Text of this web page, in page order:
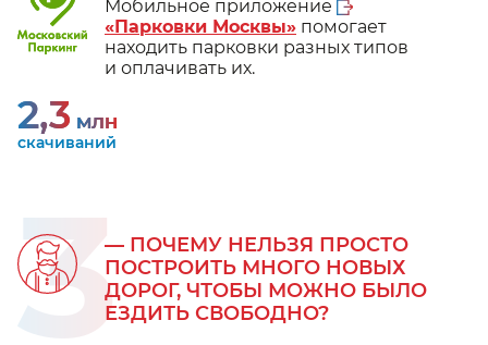
Мобильное приложение
«Парковки Москвы» помогает
находить парковки разных типов
и оплачивать их.
2,3 МЛН
скачиваний
— ПОЧЕМУ НЕЛЬЗЯ ПРОСТО
ПОСТРОИТЬ МНОГО НОВЫХ
ДОРОГ, ЧТОБЫ МОЖНО БЫЛО
ЕЗДИТЬ СВОБОДНО?
3